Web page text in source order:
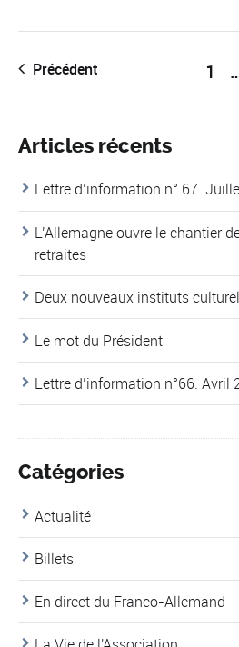
Précédent 1
Articles récents
Lettre d’information n° 67.
L’Allemagne ouvre le chantier
retraites
Deux nouveaux instituts
Le mot du Président
Lettre d’information n°66. Avril
Catégories
Actualité
Billets
En direct du Franco-Allemand